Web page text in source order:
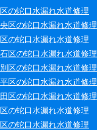
の蛇口水漏れ水道修理
区の蛇口水漏れ水道修理
の蛇口水漏れ水道修理
区の蛇口水漏れ水道修理
区の蛇口水漏れ水道修理
区の蛇口水漏れ水道修理
区の蛇口水漏れ水道修理
の蛇口水漏れ水道修理
の蛇口水漏れ水道修理